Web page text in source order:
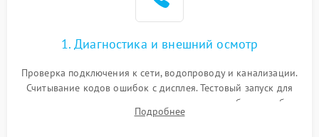
1. Диагностика и внешний осмотр
Проверка подключения к сети, водопроводу и канализации.
Считывание кодов ошибок с дисплея. Тестовый запуск для
выявления посторонних шумов, протечек или сбоев в работе
электронного модуля управления.
Подробнее